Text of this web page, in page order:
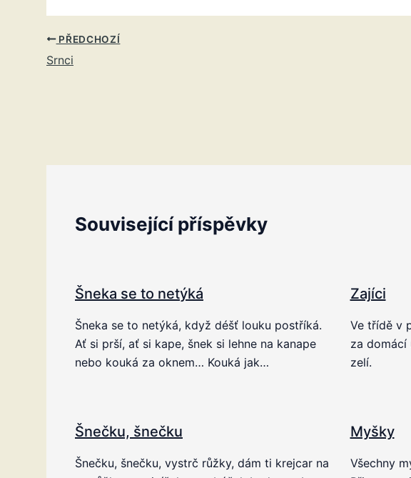
PŘEDCHOZÍ
Srnci
Související příspěvky
Šneka se to netýká
Šneka se to netýká, když déšť louku postříká.
Ať si prší, ať si kape, šnek si lehne na kanape
nebo kouká za oknem… Kouká jak…
Zajíci
Ve třídě v
za domácí
zelí.
Šnečku, šnečku
Šnečku, šnečku, vystrč růžky, dám ti krejcar na
Myšky
Všechny